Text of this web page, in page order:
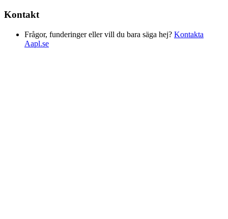
Kontakt
Frågor, funderinger eller vill du bara säga hej? Kontakta
Aapl.se